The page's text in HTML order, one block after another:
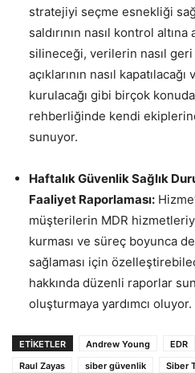
stratejiyi seçme esnekliği
saldırının nasıl kontrol
silineceği, verilerin nasıl
açıklarının nasıl
kurulacağı gibi birçok
rehberliğinde kendi
sunuyor.
Haftalık Güvenlik Sağlık
Faaliyet Raporlaması:
müşterilerin MDR
kurması ve süreç boyunca
sağlaması için
hakkında düzenli raporlar
oluşturmaya yardımcı oluyor.
ETIKETLER Andrew Young EDR
Raul Zayas
siber güvenlik Siber